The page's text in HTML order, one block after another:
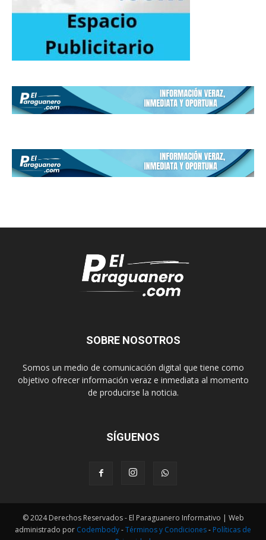
SOBRE NOSOTROS
Somos un medio de comunicación digital que tiene como
objetivo ofrecer información veraz e inmediata al momento
de producirse la noticia.
SÍGUENOS
© 2024 Derechos Reservados - El Paraguanero Informativo | Web
administrado por Codembody-Términos y Condiciones- Políticas de